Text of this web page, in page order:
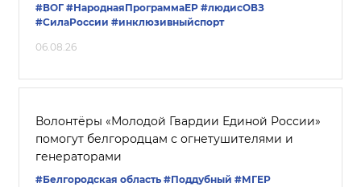
#ВОГ #НароднаяПрограммаЕР #людисОВЗ
#СилаРоссии #инклюзивныйспорт
06.08.26
Волонтёры «Молодой Гвардии Единой России»
помогут белгородцам с огнетушителями и
генераторами
#Белгородская область #Поддубный #‎МГЕР‬